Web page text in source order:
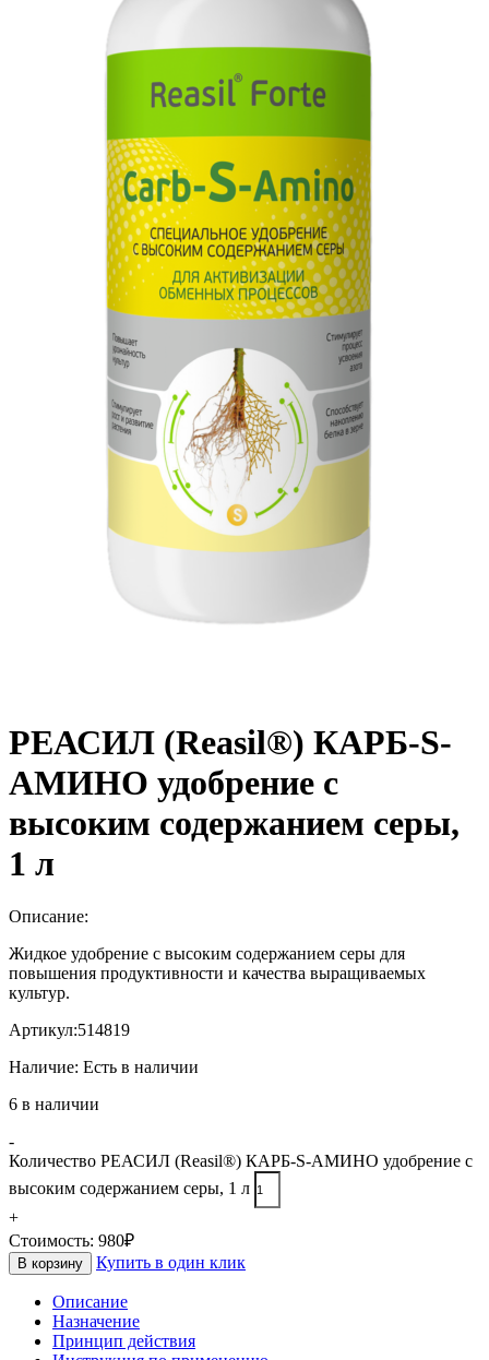
РЕАСИЛ (Reasil®) КАРБ-S-
АМИНО удобрение с
высоким содержанием серы,
1 л
Описание:
Жидкое удобрение с высоким содержанием серы для
повышения продуктивности и качества выращиваемых
культур.
Артикул:514819
Наличие: Есть в наличии
6 в наличии
-
Количество РЕАСИЛ (Reasil®) КАРБ-S-АМИНО удобрение с
высоким содержанием серы, 1 л
+
Стоимость: 980₽
В корзину Купить в один клик
Описание
Назначение
Принцип действия